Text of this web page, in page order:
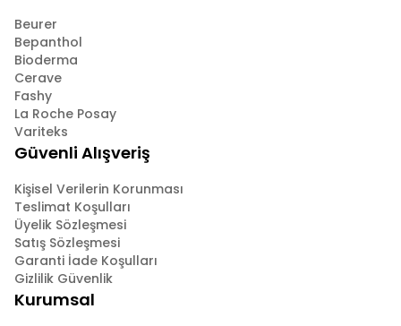
Beurer
Bepanthol
Bioderma
Cerave
Fashy
La Roche Posay
Variteks
Güvenli Alışveriş
Kişisel Verilerin Korunması
Teslimat Koşulları
Üyelik Sözleşmesi
Satış Sözleşmesi
Garanti İade Koşulları
Gizlilik Güvenlik
Kurumsal